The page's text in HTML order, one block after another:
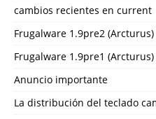
cambios recientes en current
Frugalware 1.9pre2
Frugalware 1.9pre1
Anuncio importante
La distribución del teclado